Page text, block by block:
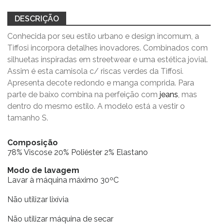
DESCRIÇÃO
Conhecida por seu estilo urbano e design incomum, a
Tiffosi incorpora detalhes inovadores. Combinados com
silhuetas inspiradas em streetwear e uma estética jovial.
Assim é esta camisola c/ riscas verdes da Tiffosi.
Apresenta decote redondo e manga comprida. Para
parte de baixo combina na perfeição com jeans, mas
dentro do mesmo estilo. A modelo está a vestir o
tamanho S.
Composição
78% Viscose 20% Poliéster 2% Elastano
Modo de lavagem
Lavar à máquina máximo 30ºC
Não utilizar lixívia
Não utilizar máquina de secar